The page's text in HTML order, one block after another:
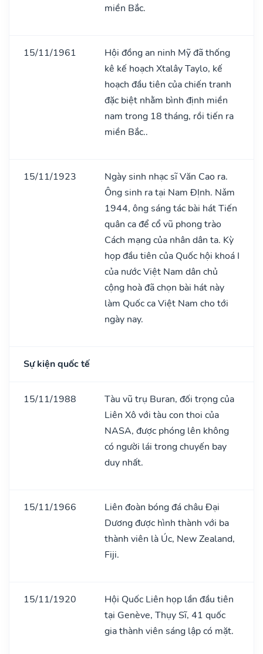
miền Bắc.
15/11/1961
Hội đồng an ninh Mỹ đã thống
kê kế hoạch Xtalây Taylo, kế
hoạch đầu tiên của chiến tranh
đặc biệt nhằm bình định miền
nam trong 18 tháng, rồi tiến ra
miền Bắc..
15/11/1923
Ngày sinh nhạc sĩ Văn Cao ra.
Ông sinh ra tại Nam ĐỊnh. Nǎm
1944, ông sáng tác bài hát Tiến
quân ca để cổ vũ phong trào
Cách mạng của nhân dân ta. Kỳ
họp đầu tiên của Quốc hội khoá I
của nước Việt Nam dân chủ
cộng hoà đã chọn bài hát này
làm Quốc ca Việt Nam cho tới
ngày nay.
Sự kiện quốc tế
15/11/1988
Tàu vũ trụ Buran, đối trọng của
Liên Xô với tàu con thoi của
NASA, được phóng lên không
có người lái trong chuyến bay
duy nhất.
15/11/1966
Liên đoàn bóng đá châu Đại
Dương được hình thành với ba
thành viên là Úc, New Zealand,
Fiji.
15/11/1920
Hội Quốc Liên họp lần đầu tiên
tại Genève, Thụy Sĩ, 41 quốc
gia thành viên sáng lập có mặt.